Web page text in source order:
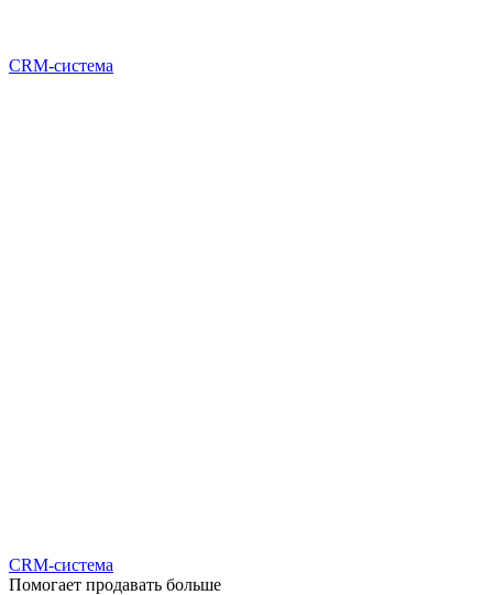
CRM-система
CRM-система
Помогает продавать больше